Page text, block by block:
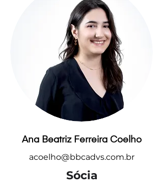
Ana Beatriz Ferreira Coelho
acoelho@bbcadvs.com.br
Sócia